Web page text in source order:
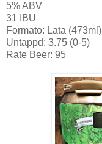
5% ABV
31 IBU
Formato: Lata (473ml)
Untappd: 3.75 (0-5)
Rate Beer: 95